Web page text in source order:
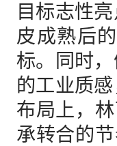
目标志性
皮成熟后
标。同时
的工业质
布局上，
承转合的